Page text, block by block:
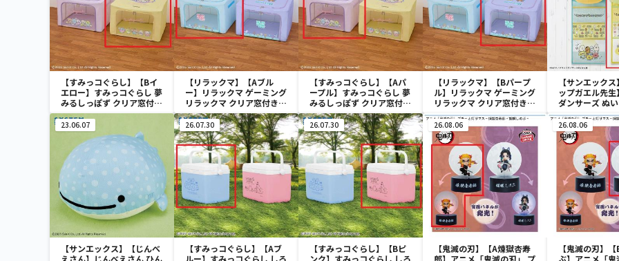
【すみっコぐらし】【Bイ
エロー】すみっコぐらし 夢
みるしっぽず クリア窓付き
収納ボックス
【リラックマ】【Aブル
ー】リラックマ ゲーミング
リラックマ クリア窓付き収
納ボックス
【すみっコぐらし】【Aパ
ープル】すみっコぐらし 夢
みるしっぽず クリア窓付き
収納ボックス
【リラックマ】【Bパープ
ル】リラックマ ゲーミング
リラックマ クリア窓付き収
納ボックス
【サンエック
ップガエル先
ダンサーズ ぬ
ールポケット
23.06.07
【サンエックス】【じんべ
26.07.30
【すみっコぐらし】【Aブ
26.07.30
【すみっコぐらし】【Bピ
26.08.06
【鬼滅の刃】【A煉獄杏寿
26.08.06
【鬼滅の刃】